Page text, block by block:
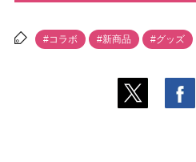
#コラボ #新商品 #グッズ